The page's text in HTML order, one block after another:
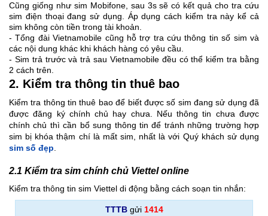
Cũng giống như sim Mobifone, sau 3s sẽ có kết quả cho tra cứu
sim điện thoại đang sử dụng. Áp dụng cách kiểm tra này kể cả
sim không còn tiền trong tài khoản.
- Tổng đài Vietnamobile cũng hỗ trợ tra cứu thông tin số sim và
các nội dung khác khi khách hàng có yêu cầu.
- Sim trả trước và trả sau Vietnamobile đều có thể kiểm tra bằng
2 cách trên.
2. Kiểm tra thông tin thuê bao
Kiểm tra thông tin thuê bao để biết được số sim đang sử dụng đã
được đăng ký chính chủ hay chưa. Nếu thông tin chưa được
chính chủ thì cần bổ sung thông tin để tránh những trường hợp
sim bị khóa thậm chí là mất sim, nhất là với Quý khách sử dụng
sim số đẹp
2.1 Kiểm tra sim chính chủ Viettel online
Kiểm tra thông tin sim Viettel di động bằng cách soạn tin nhắn:
TTTBgửi 1414